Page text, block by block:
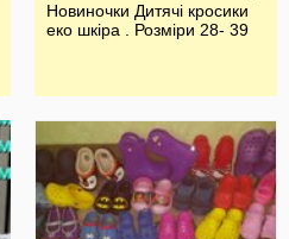
Новиночки Дитячі кросики
еко шкіра . Розміри 28- 39